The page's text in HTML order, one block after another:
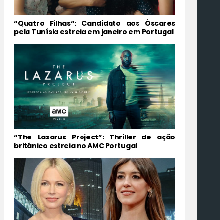
“Quatro Filhas“: Candidato aos Óscares
pela Tunísia estreia em janeiro em Portugal
“The Lazarus Project”: Thriller de ação
britânico estreia no AMC Portugal